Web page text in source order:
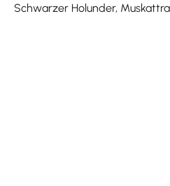
Schwarzer Holunder,